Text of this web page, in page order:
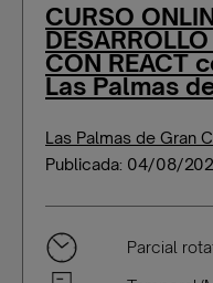
CURSO
CON REACT
Las Palmas
Las Palmas de Gran
Publicada: 04/08/
Parcial